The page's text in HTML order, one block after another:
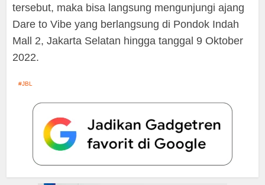
tersebut, maka bisa langsung mengunjungi ajang
Dare to Vibe yang berlangsung di Pondok Indah
Mall 2, Jakarta Selatan hingga tanggal 9 Oktober
2022.
JBL